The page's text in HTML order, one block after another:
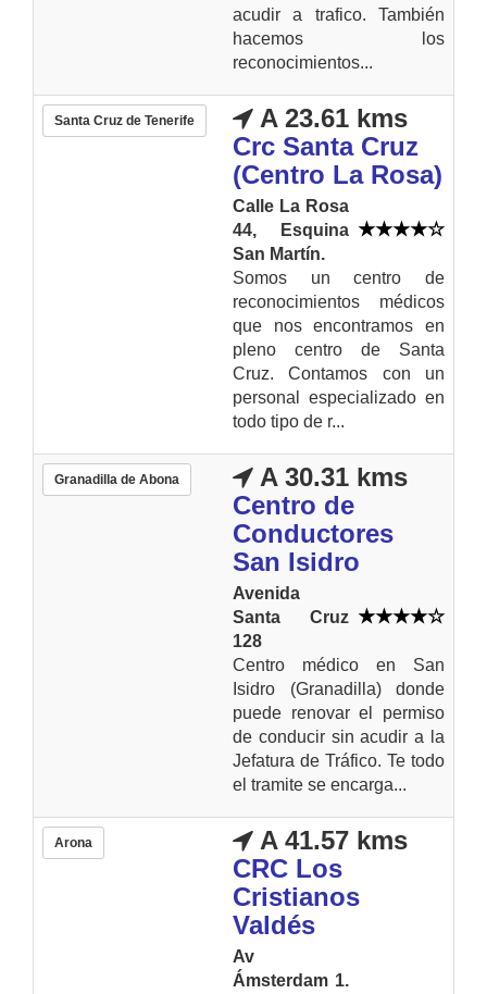
acudir a trafico. También
hacemos los
reconocimientos...
Santa Cruz de Tenerife
A 23.61 kms
Crc Santa Cruz
(Centro La Rosa)
Calle La Rosa
44, Esquina
San Martín.
Somos un centro de
reconocimientos médicos
que nos encontramos en
pleno centro de Santa
Cruz. Contamos con un
personal especializado en
todo tipo de r...
Granadilla de Abona
A 30.31 kms
Centro de
Conductores
San Isidro
Avenida
Santa Cruz
128
Centro médico en San
Isidro (Granadilla) donde
puede renovar el permiso
de conducir sin acudir a la
Jefatura de Tráfico. Te todo
el tramite se encarga...
Arona
A 41.57 kms
CRC Los
Cristianos
Valdés
Av
Ámsterdam 1.